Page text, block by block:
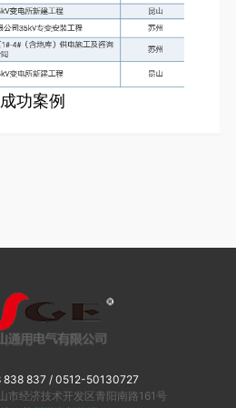
成功案例
837 / 0512-50130727
市经济技术开发区青阳南路161号